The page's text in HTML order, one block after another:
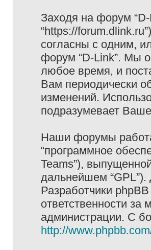
Заходя на форум
“https://
согласны с одним,
форум “D-Link”. Мы
любое время, и
Вам периодически
изменений.
подразумевает
Наши форумы
“программное
Teams”),
дальнейшем
Разработчики
ответственности
администрации. С
http://